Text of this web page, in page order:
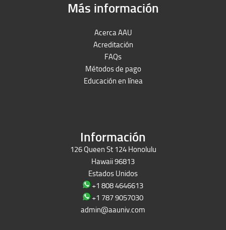
Más información
Acerca AAU
Acreditación
FAQs
Métodos de pago
Educación en línea
Información
126 Queen St 124 Honolulu
Hawaii 96813
Estados Unidos
+1 808 4646613
+1 787 9057030
admin@aauniv.com